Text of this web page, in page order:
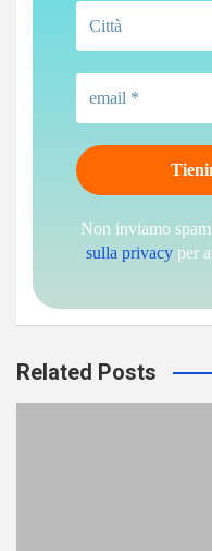
Non inviamo
sulla privacy per
Related Posts